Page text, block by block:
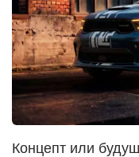
Концепт или